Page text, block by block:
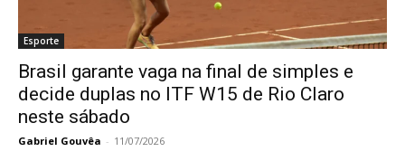
Esporte
Brasil garante vaga na final de simples e
decide duplas no ITF W15 de Rio Claro
neste sábado
Gabriel Gouvêa - 11/07/2026